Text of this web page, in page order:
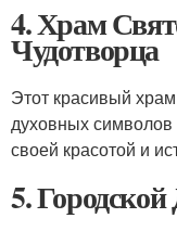
4. Храм
Чудотворца
Этот красивый
духовных символов
своей красотой и
5.